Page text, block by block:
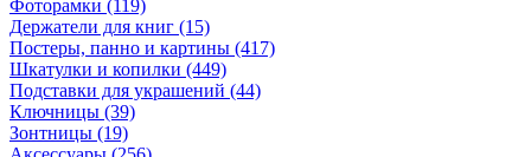
Фоторамки (119)
Держатели для книг (15)
Постеры, панно и картины (417)
Шкатулки и копилки (449)
Подставки для украшений (44)
Ключницы (39)
Зонтницы (19)